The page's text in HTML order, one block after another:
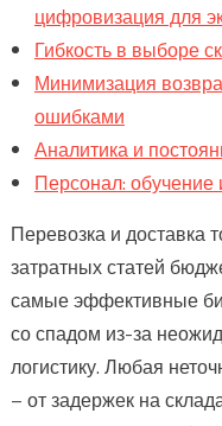
цифровизация для
Гибкость в выборе
Минимизация
ошибками
Аналитика и
Персонал:
Перевозка и доставка
затратных статей
самые эффективные
со спадом из-за
логистику. Любая
– от задержек на